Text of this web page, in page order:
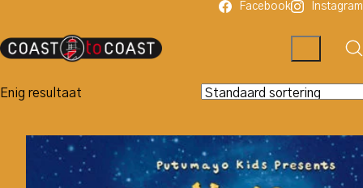
Facebook Instagram
Enig resultaat